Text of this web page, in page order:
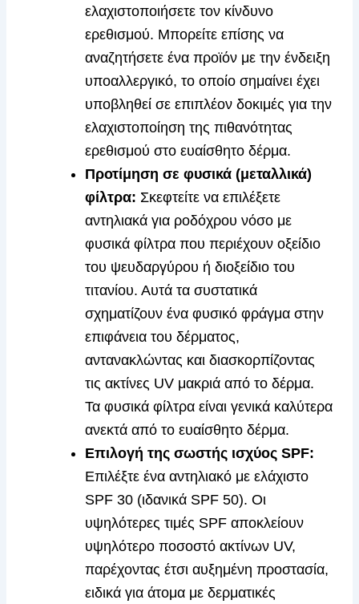
ελαχιστοποιήσετε τον κίνδυνο
ερεθισμού. Μπορείτε επίσης να
αναζητήσετε ένα προϊόν με την ένδειξη
υποαλλεργικό, το οποίο σημαίνει έχει
υποβληθεί σε επιπλέον δοκιμές για την
ελαχιστοποίηση της πιθανότητας
ερεθισμού στο ευαίσθητο δέρμα.
Προτίμηση σε φυσικά (μεταλλικά)
φίλτρα: Σκεφτείτε να επιλέξετε
αντηλιακά για ροδόχρου νόσο με
φυσικά φίλτρα που περιέχουν οξείδιο
του ψευδαργύρου ή διοξείδιο του
τιτανίου. Αυτά τα συστατικά
σχηματίζουν ένα φυσικό φράγμα στην
επιφάνεια του δέρματος,
αντανακλώντας και διασκορπίζοντας
τις ακτίνες UV μακριά από το δέρμα.
Τα φυσικά φίλτρα είναι γενικά καλύτερα
ανεκτά από το ευαίσθητο δέρμα.
Επιλογή της σωστής ισχύος SPF:
Επιλέξτε ένα αντηλιακό με ελάχιστο
SPF 30 (ιδανικά SPF 50). Οι
υψηλότερες τιμές SPF αποκλείουν
υψηλότερο ποσοστό ακτίνων UV,
παρέχοντας έτσι αυξημένη προστασία,
ειδικά για άτομα με δερματικές